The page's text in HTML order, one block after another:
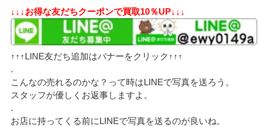
↓↓↓お得な友だちクーポンで買取10％UP↓↓↓
↑↑↑LINE友だち追加はバナーをクリック↑↑↑
.
こんなの売れるのかな？って時はLINEで写真を送ろう。
スタッフが優しくお返事しますよ。
.
お店に持ってくる前にLINEで写真を送るのが良いね。